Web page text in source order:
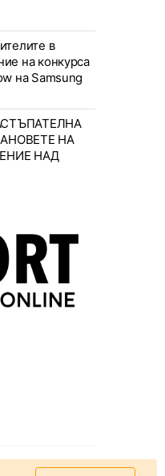
в
на конкурса
на Samsung
НА
НАД